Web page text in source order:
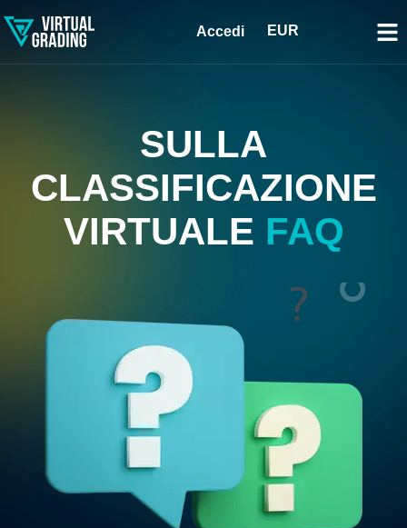
Accedi EUR
SULLA
CLASSIFICAZIONE
VIRTUALE FAQ